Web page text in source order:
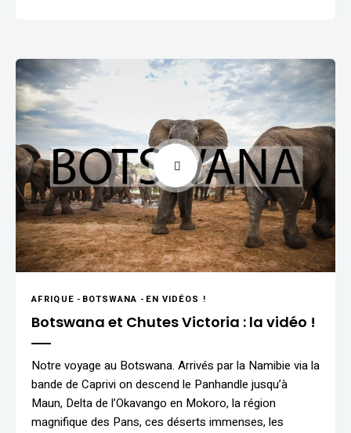
AFRIQUE - BOTSWANA - EN VIDÉOS !
Botswana et Chutes Victoria : la vidéo !
Notre voyage au Botswana. Arrivés par la Namibie via la
bande de Caprivi on descend le Panhandle jusqu’à
Maun, Delta de l’Okavango en Mokoro, la région
magnifique des Pans, ces déserts immenses, les